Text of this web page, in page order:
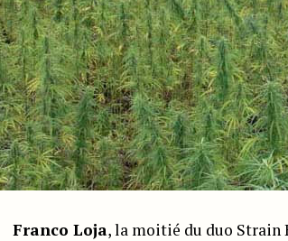
Franco Loja, la moitié du duo Strain